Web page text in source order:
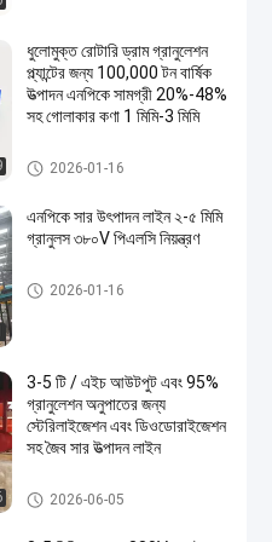
ধুলোমুক্ত রোটারি ড্রাম গ্রানুলেশন
প্ল্যান্টের জন্য 100,000 টন বার্ষিক
উত্পাদন এনপিকে সামগ্রী 20%-48%
সহ গোলাকার কণা 1 মিমি-3 মিমি
যৌগিক সার উত্পাদন লাইন
2026-01-16
এনপিকে সার উৎপাদন লাইন ২-৫ মিমি
গ্রানুলস ৩৮০V পিএলসি নিয়ন্ত্রণ
যৌগিক সার উত্পাদন লাইন
2026-01-16
3-5 টি / এইচ আউটপুট এবং 95%
গ্রানুলেশন অনুপাতের জন্য
স্টেরিলাইজেশন এবং ডিওডোরাইজেশন
সহ জৈব সার উত্পাদন লাইন
জৈব সার উত্পাদন লাইন
2026-06-05